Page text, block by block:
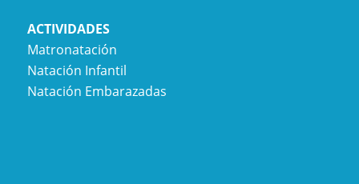
ACTIVIDADES
Matronatación
Natación Infantil
Natación Embarazadas